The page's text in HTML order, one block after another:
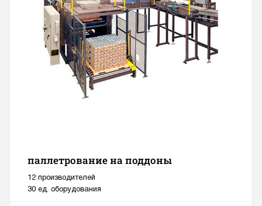
паллетрование на поддоны
12 производителей
30 ед. оборудования